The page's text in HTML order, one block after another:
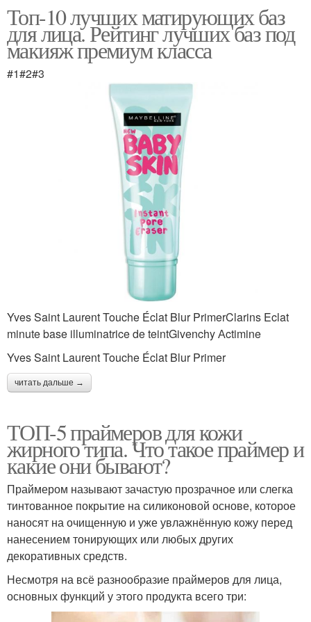
Топ-10 лучших матирующих баз
для лица. Рейтинг лучших баз под
макияж премиум класса
#1#2#3
Yves Saint Laurent Touche Éclat Blur PrimerClarins Eclat
minute base illuminatrice de teintGivenchy Аctimine
Yves Saint Laurent Touche Éclat Blur Primer
читать дальше →
ТОП-5 праймеров для кожи
жирного типа. Что такое праймер и
какие они бывают?
Праймером называют зачастую прозрачное или слегка
тинтованное покрытие на силиконовой основе, которое
наносят на очищенную и уже увлажнённую кожу перед
нанесением тонирующих или любых других
декоративных средств.
Несмотря на всё разнообразие праймеров для лица,
основных функций у этого продукта всего три: